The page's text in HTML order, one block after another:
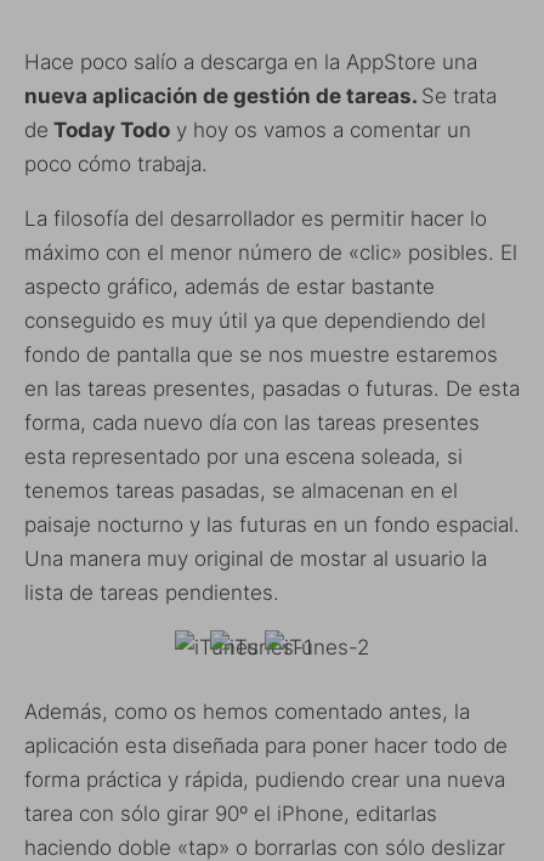
Hace poco salío a descarga en la AppStore una
nueva aplicación de gestión de tareas. Se trata
de Today Todo y hoy os vamos a comentar un
poco cómo trabaja.
La filosofía del desarrollador es permitir hacer lo
máximo con el menor número de «clic» posibles. El
aspecto gráfico, además de estar bastante
conseguido es muy útil ya que dependiendo del
fondo de pantalla que se nos muestre estaremos
en las tareas presentes, pasadas o futuras. De esta
forma, cada nuevo día con las tareas presentes
esta representado por una escena soleada, si
tenemos tareas pasadas, se almacenan en el
paisaje nocturno y las futuras en un fondo espacial.
Una manera muy original de mostar al usuario la
lista de tareas pendientes.
Además, como os hemos comentado antes, la
aplicación esta diseñada para poner hacer todo de
forma práctica y rápida, pudiendo crear una nueva
tarea con sólo girar 90º el iPhone, editarlas
haciendo doble «tap» o borrarlas con sólo deslizar